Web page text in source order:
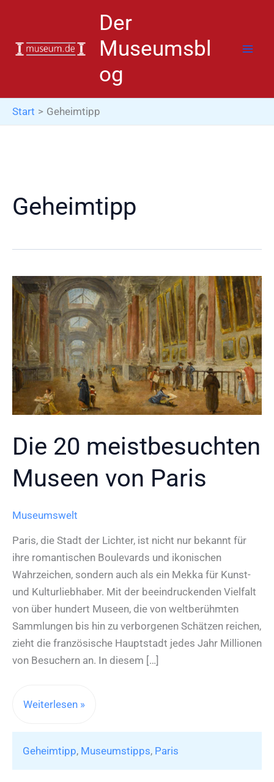
springen
Der
Museumsbl
og
Start Geheimtipp
Geheimtipp
Die 20 meistbesuchten
Museen von Paris
Museumswelt
Paris, die Stadt der Lichter, ist nicht nur bekannt für
ihre romantischen Boulevards und ikonischen
Wahrzeichen, sondern auch als ein Mekka für Kunst-
und Kulturliebhaber. Mit der beeindruckenden Vielfalt
von über hundert Museen, die von weltberühmten
Sammlungen bis hin zu verborgenen Schätzen reichen,
zieht die französische Hauptstadt jedes Jahr Millionen
von Besuchern an. In diesem […]
Die
Museen
von
Weiterlesen »
Geheimtipp, Museumstipps, Paris